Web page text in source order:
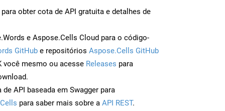
para obter cota de API gratuita e detalhes de
e Aspose.Cells Cloud para o código-
GitHub e repositórios Aspose.Cells GitHub
você mesmo ou acesse Releases para
API baseada em Swagger para
para saber mais sobre a API REST.